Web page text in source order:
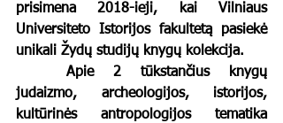
prisimena 2018-ieji, kai Vilniaus
Universiteto Istorijos fakultetą pasiekė
unikali Žydų studijų knygų kolekcija.
judaizmo, archeologijos, istorijos,
kultūrinės antropologijos tematika